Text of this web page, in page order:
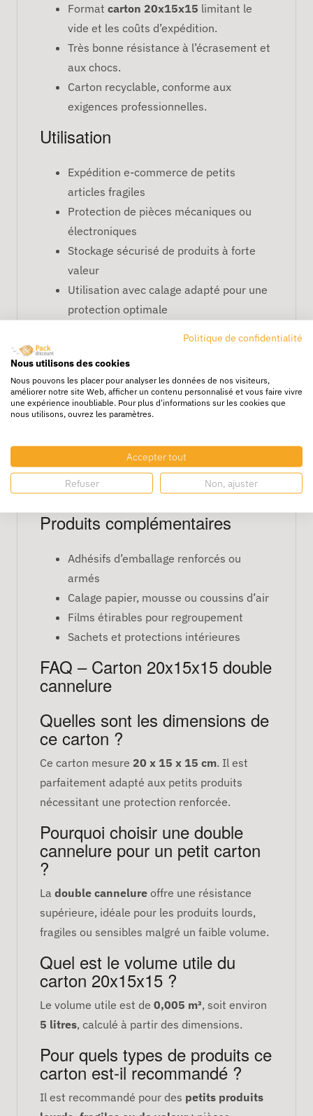
Format carton 20x15x15 limitant le
vide et les coûts d’expédition.
Très bonne résistance à l’écrasement et
aux chocs.
Carton recyclable, conforme aux
exigences professionnelles.
Utilisation
Expédition e-commerce de petits
articles fragiles
Protection de pièces mécaniques ou
électroniques
Stockage sécurisé de produits à forte
valeur
Utilisation avec calage adapté pour une
protection optimale
Informations complémentaires
Type de boîte :
caisse américaine
(rabats supérieurs et inférieurs).
Dimensions :20 x 15 x 15 cm
adhésif renforcé.
Convient aux expéditions courte et
moyenne distance.
Produits complémentaires
Adhésifs d’emballage renforcés ou
armés
Calage papier, mousse ou coussins d’air
Films étirables pour regroupement
Sachets et protections intérieures
FAQ – Carton 20x15x15 double
cannelure
Quelles sont les dimensions de
ce carton ?
Ce carton mesure 20 x 15 x 15 cm. Il est
parfaitement adapté aux petits produits
nécessitant une protection renforcée.
Pourquoi choisir une double
cannelure pour un petit carton
?
La double cannelure offre une résistance
supérieure, idéale pour les produits lourds,
fragiles ou sensibles malgré un faible volume.
Quel est le volume utile du
carton 20x15x15 ?
Le volume utile est de 0,005 m³, soit environ
5 litres, calculé à partir des dimensions.
Pour quels types de produits ce
carton est-il recommandé ?
Il est recommandé pour des petits produits
Politique de confidentialité
Nous utilisons des cookies
Nous pouvons les placer pour analyser les données de nos visiteurs,
améliorer notre site Web, afficher un contenu personnalisé et vous faire vivre
une expérience inoubliable. Pour plus d'informations sur les cookies que
nous utilisons, ouvrez les paramètres.
Accepter tout
Refuser Non, ajuster